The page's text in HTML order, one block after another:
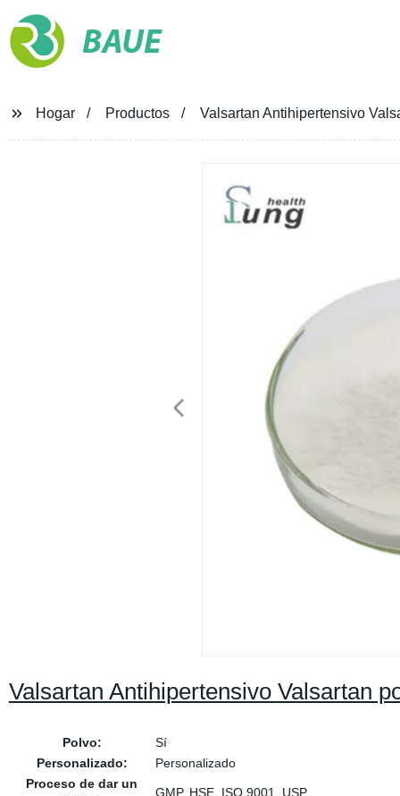
BAUE
Hogar Productos Valsartan Antihipertensivo
Valsartan Antihipertensivo Valsartan
Polvo:
Sí
Personalizado:
Personalizado
Proceso de dar un
GMP, HSE, ISO 9001, USP